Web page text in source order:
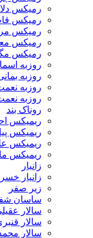
رمیکس
رمیکس
رمیکس
رمیکس
رمیکس
روزبه
روزبه
روزبه
روزبه
روناک بند
ریمیکس
ریمیکس
ریمیکس
ریمیکس
زانیار
زانیار
زیر صفر
ساسان
سالار
سالار
سالار